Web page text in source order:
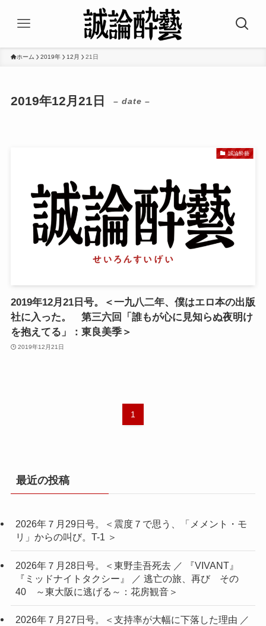
ホーム 2019年 12月 21日
2019年12月21日 – date –
誠論酔藝
2019年12月21日号。＜一九八二年、僕はエロ本の出版
社に入った。 第三六回「誰もが心に見知らぬ夜明け
を抱えてる」：東良美季＞
2019年12月21日
1
最近の投稿
2026年７月29日号。＜震度７で思う、「メメント・モ
リ」からの叫び。T-1 ＞
2026年７月28日号。＜東野圭吾死去 ／ 『VIVANT』
『ミッドナイトタクシー』 ／ 逃亡の旅、再び その
40 ～東大阪に逃げる～：花房観音＞
2026年７月27日号。＜支持率が大幅に下落した理由 ／